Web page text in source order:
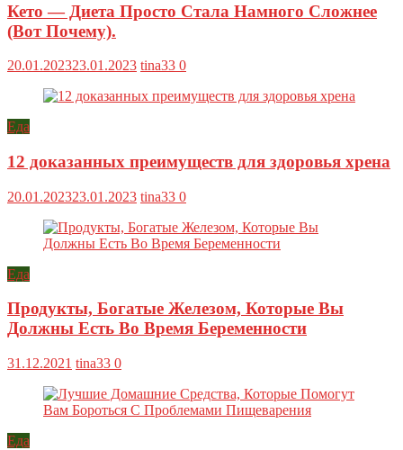
Кето — Диета Просто Стала Намного Сложнее
(Вот Почему).
20.01.202323.01.2023 tina33 0
Еда
12 доказанных преимуществ для здоровья хрена
20.01.202323.01.2023 tina33 0
Еда
Продукты, Богатые Железом, Которые Вы
Должны Есть Во Время Беременности
31.12.2021 tina33 0
Еда